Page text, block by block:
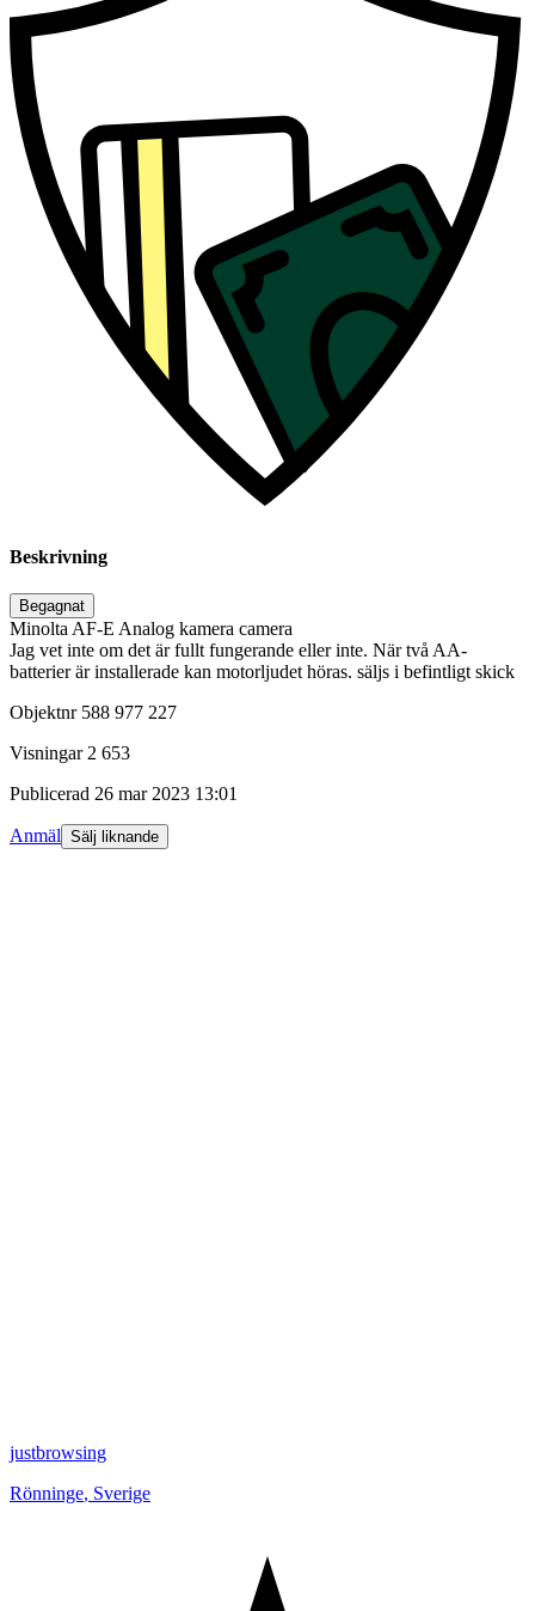
Beskrivning
Begagnat
Minolta AF-E Analog kamera camera
Jag vet inte om det är fullt fungerande eller inte. När två AA-
batterier är installerade kan motorljudet höras. säljs i befintligt skick
Objektnr 588 977 227
Visningar 2 653
Publicerad 26 mar 2023 13:01
Anmäl Sälj liknande
justbrowsing
Rönninge, Sverige